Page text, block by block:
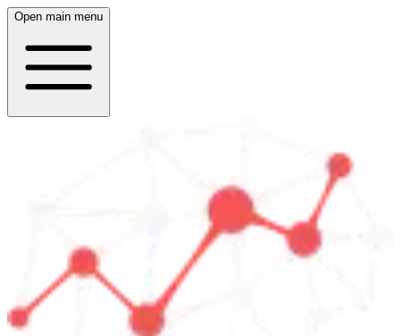
Open main menu